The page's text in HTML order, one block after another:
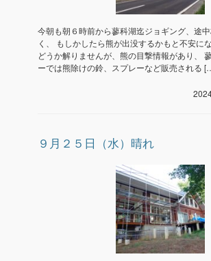
今朝も朝６時前から蓼科湖迄ジョギング、途
く、 もしかしたら熊が出没するかもと不安に
どうか解りませんが、熊の目撃情報があり、
ーでは熊除けの鈴、スプレーなど販売される
９月２５日（水）晴れ